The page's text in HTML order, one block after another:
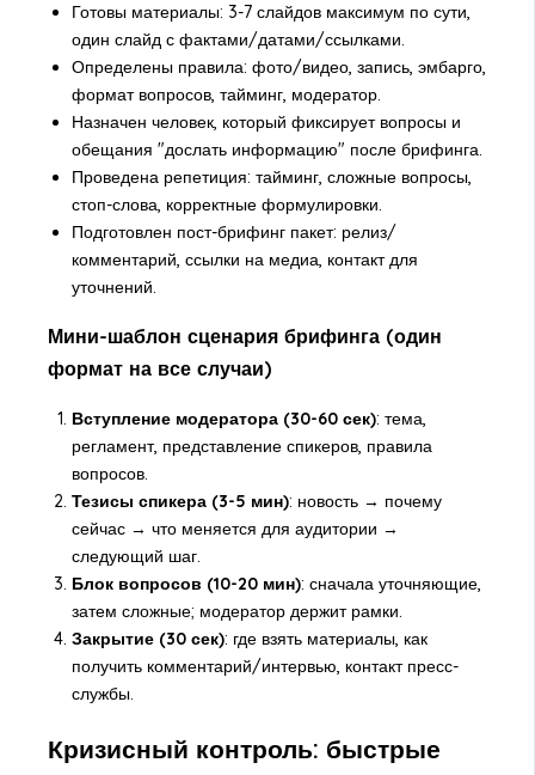
Готовы материалы: 3-7 слайдов максимум по сути,
один слайд с фактами/датами/ссылками.
Определены правила: фото/видео, запись, эмбарго,
формат вопросов, тайминг, модератор.
Назначен человек, который фиксирует вопросы и
обещания "дослать информацию" после брифинга.
Проведена репетиция: тайминг, сложные вопросы,
стоп-слова, корректные формулировки.
Подготовлен пост-брифинг пакет: релиз/
комментарий, ссылки на медиа, контакт для
уточнений.
Мини-шаблон сценария брифинга (один
формат на все случаи)
Вступление модератора (30-60 сек): тема,
регламент, представление спикеров, правила
вопросов.
Тезисы спикера (3-5 мин): новость → почему
сейчас → что меняется для аудитории →
следующий шаг.
Блок вопросов (10-20 мин): сначала уточняющие,
затем сложные; модератор держит рамки.
Закрытие (30 сек): где взять материалы, как
получить комментарий/интервью, контакт пресс-
службы.
Кризисный контроль: быстрые